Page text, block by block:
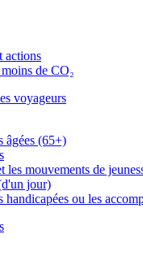
actions
de CO₂
voyageurs
âgées (65+)
les mouvements de
jour)
handicapées ou les